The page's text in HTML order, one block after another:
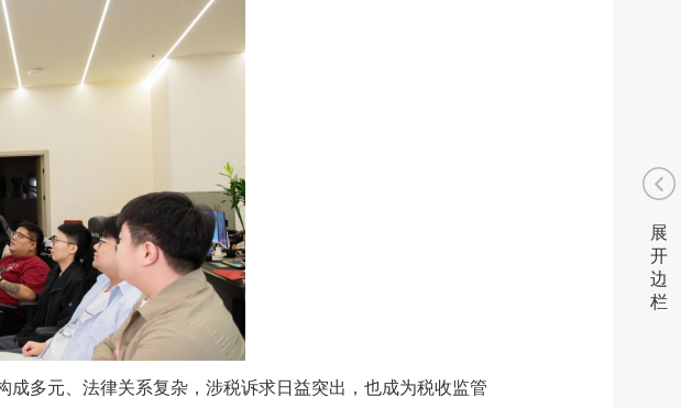
多元、法律关系复杂，涉税诉求日益突出，也成为税收监管
展
开
边
栏